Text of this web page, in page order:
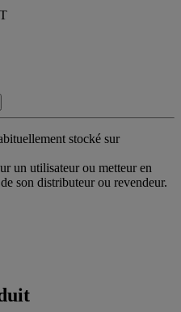
stocké sur
un utilisateur ou metteur en
son distributeur ou revendeur.